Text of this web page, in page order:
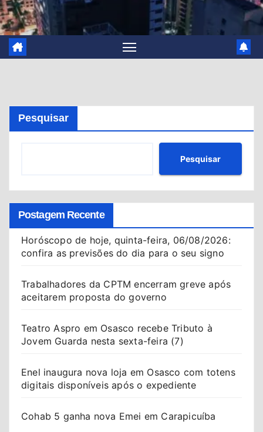
Pesquisar
Pesquisar
Postagem Recente
Horóscopo de hoje, quinta-feira, 06/08/2026:
confira as previsões do dia para o seu signo
Trabalhadores da CPTM encerram greve após
aceitarem proposta do governo
Teatro Aspro em Osasco recebe Tributo à
Jovem Guarda nesta sexta-feira (7)
Enel inaugura nova loja em Osasco com totens
digitais disponíveis após o expediente
Cohab 5 ganha nova Emei em Carapicuíba